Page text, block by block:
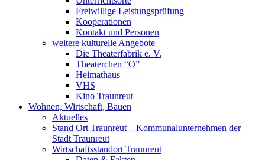
Freiwillige Leistungsprüfung
Kooperationen
Kontakt und Personen
weitere kulturelle Angebote
Die Theaterfabrik e. V.
Theaterchen “O”
Heimathaus
VHS
Kino Traunreut
Wohnen, Wirtschaft, Bauen
Aktuelles
Stand Ort Traunreut – Kommunalunternehmen der
Stadt Traunreut
Wirtschaftsstandort Traunreut